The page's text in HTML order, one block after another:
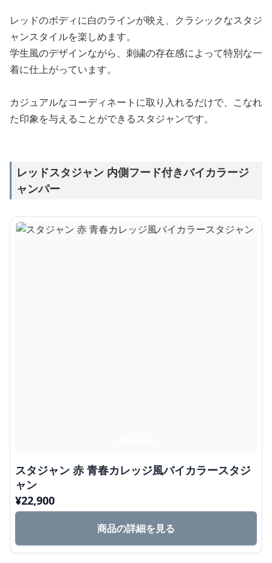
レッドのボディに白のラインが映え、クラシックなスタジ
ャンスタイルを楽しめます。
学生風のデザインながら、刺繍の存在感によって特別な一
着に仕上がっています。
カジュアルなコーディネートに取り入れるだけで、こなれ
た印象を与えることができるスタジャンです。
レッドスタジャン 内側フード付きバイカラージ
ャンパー
スタジャン 赤 青春カレッジ風バイカラースタジ
ャン
¥22,900
商品の詳細を見る